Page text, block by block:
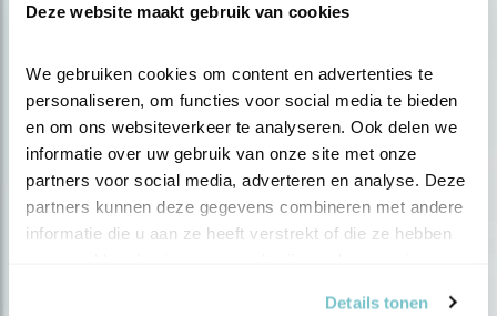
Deze website maakt gebruik van cookies
We gebruiken cookies om content en advertenties te
personaliseren, om functies voor social media te bieden
en om ons websiteverkeer te analyseren. Ook delen we
informatie over uw gebruik van onze site met onze
partners voor social media, adverteren en analyse. Deze
partners kunnen deze gegevens combineren met andere
informatie die u aan ze heeft verstrekt of die ze hebben
Details tonen